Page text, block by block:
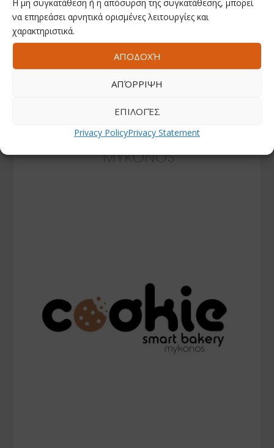
Η μη συγκατάθεση ή η απόσυρση της συγκατάθεσης, μπορεί
να επηρεάσει αρνητικά ορισμένες λειτουργίες και
χαρακτηριστικά.
ΑΠΟΔΟΧΉ
ΑΠΌΡΡΙΨΗ
ΕΠΙΛΟΓΈΣ
Privacy PolicyPrivacy Statement